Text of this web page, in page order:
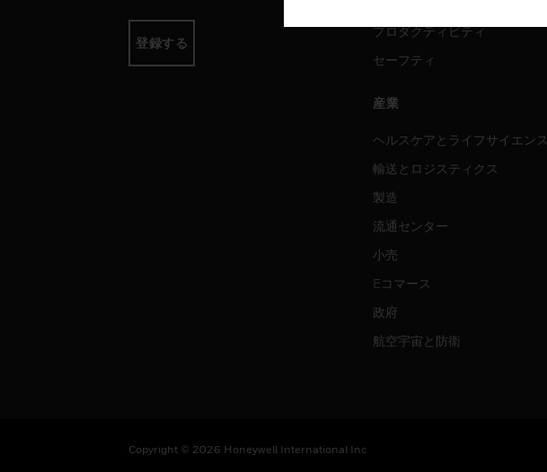
登録する
プロダクティビティ
セーフティ
産業
ヘルスケアとライフサイエンス
輸送とロジスティクス
製造
流通センター
小売
Eコマース
政府
航空宇宙と防衛
Copyright © 2026 Honeywell International Inc